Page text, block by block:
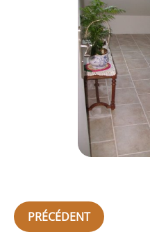
PRÉCÉDENT